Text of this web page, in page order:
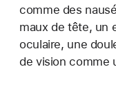
comme des
maux de tête, un
oculaire, une
de vision comme